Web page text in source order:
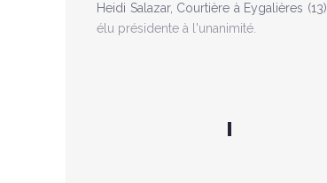
Heidi Salazar, Courtière à Eygalières (13)
élu présidente à l'unanimité.